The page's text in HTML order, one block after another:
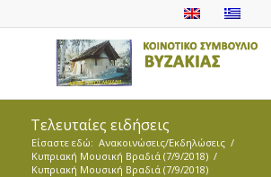
Τελευταίες ειδήσεις
Είσαστε εδώ: Ανακοινώσεις/Εκδηλώσεις /
Κυπριακή Μουσική Βραδιά (7/9/2018) /
Κυπριακή Μουσική Βραδιά (7/9/2018)